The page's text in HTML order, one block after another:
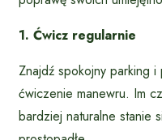
1. Ćwicz regularnie
Znajdź spokojny parking
ćwiczenie manewru. Im
bardziej naturalne stanie